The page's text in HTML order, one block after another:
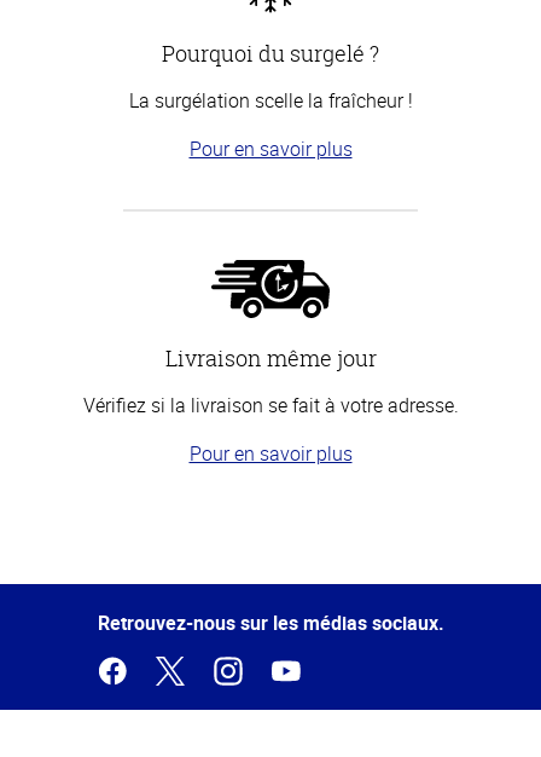
Pourquoi du surgelé ?
La surgélation scelle la fraîcheur !
Pour en savoir plus
Livraison même jour
Vérifiez si la livraison se fait à votre adresse.
Pour en savoir plus
de la
Retrouvez-nous sur les médias sociaux.